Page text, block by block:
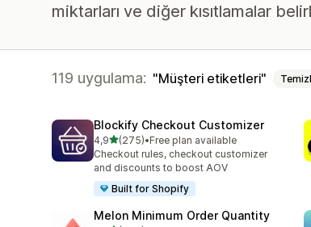
miktarları ve diğer kısıtlamalar
119 uygulama: Müşteri etiketleri
Blockify Checkout Customizer
4,95 yıldız üzerinden
(275)
toplam 275 değerlendirme
•Free plan available
Checkout rules, checkout customizer
and discounts to boost AOV
Built for Shopify
Melon Minimum Order Quantity